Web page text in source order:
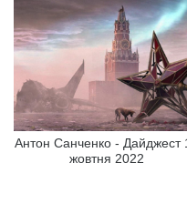
Антон Санченко - Дайджест
жовтня 2022